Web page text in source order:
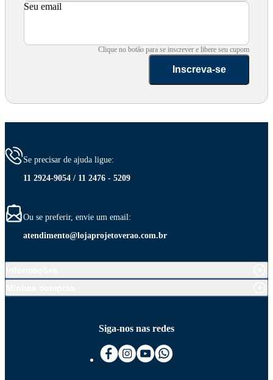
Seu email
Clique no botão para se inscrever e libere seu cupom
Inscreva-se
Se precisar de ajuda ligue:
11 2924-9054 / 11 2476 - 5209
Ou se preferir, envie um email:
atendimento@lojaprojetoverao.com.br
Siga-nos nas redes